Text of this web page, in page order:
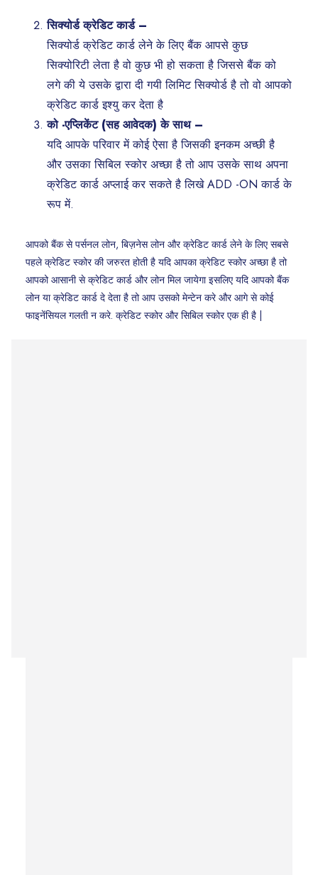
सिक्योर्ड क्रेडिट कार्ड –
सिक्योर्ड क्रेडिट कार्ड लेने के लिए बैंक आपसे कुछ
सिक्योरिटी लेता है वो कुछ भी हो सकता है जिससे बैंक को
लगे की ये उसके द्वारा दी गयी लिमिट सिक्योर्ड है तो वो आपको
क्रेडिट कार्ड इश्यु कर देता है
को -एप्लिकेंट (सह आवेदक) के साथ –
यदि आपके परिवार में कोई ऐसा है जिसकी इनकम अच्छी है
और उसका सिबिल स्कोर अच्छा है तो आप उसके साथ अपना
क्रेडिट कार्ड अप्लाई कर सकते है लिखे ADD -ON कार्ड के
रूप में.
आपको बैंक से पर्सनल लोन, बिज़नेस लोन और क्रेडिट कार्ड लेने के लिए सबसे
पहले क्रेडिट स्कोर की जरुरत होती है यदि आपका क्रेडिट स्कोर अच्छा है तो
आपको आसानी से क्रेडिट कार्ड और लोन मिल जायेगा इसलिए यदि आपको बैंक
लोन या क्रेडिट कार्ड दे देता है तो आप उसको मेन्टेन करे और आगे से कोई
फाइनेंसियल गलती न करे. क्रेडिट स्कोर और सिबिल स्कोर एक ही है |